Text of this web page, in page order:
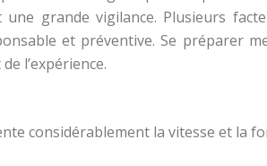
grande vigilance. Plusieurs
et préventive. Se préparer
l’expérience.
considérablement la vitesse et la